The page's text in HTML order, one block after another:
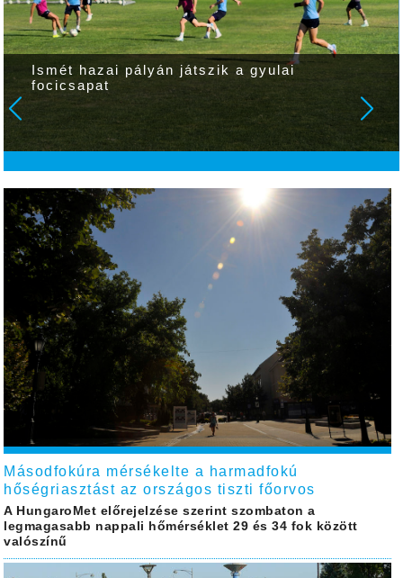
Ismét hazai pályán játszik a gyulai
focicsapat
Másodfokúra mérsékelte a harmadfokú
hőségriasztást az országos tiszti főorvos
A HungaroMet előrejelzése szerint szombaton a
legmagasabb nappali hőmérséklet 29 és 34 fok között
valószínű